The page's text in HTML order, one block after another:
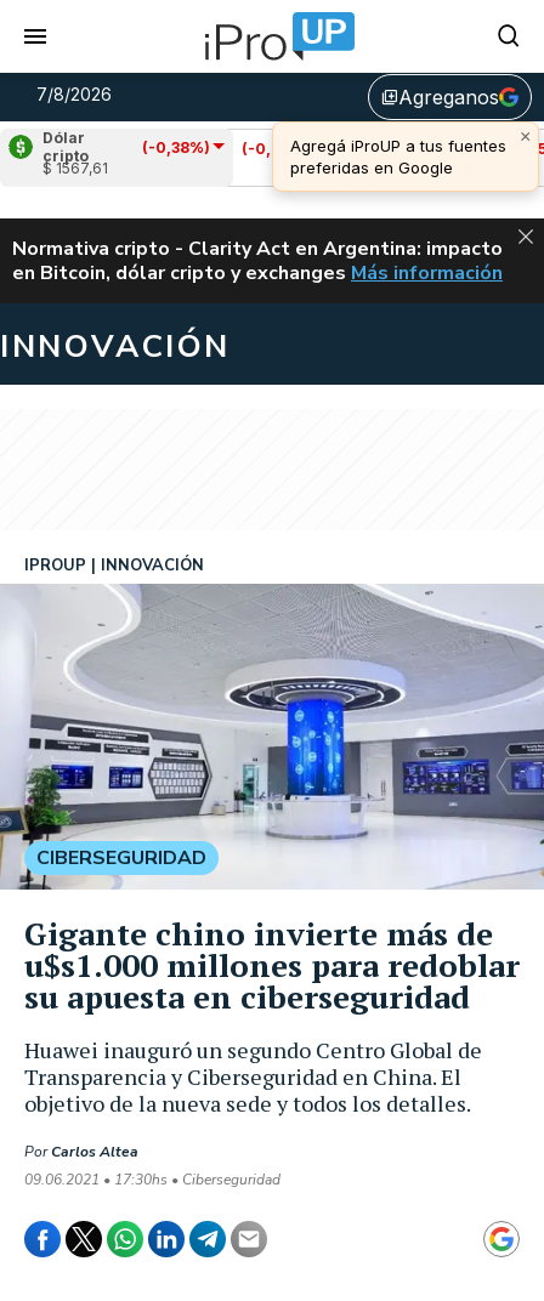
7/8/2026 library_addAgreganos
Dólar
cripto
(-0,38%)
$ 1567,61
Cardano (-0,60%)
Avalanche (-0,45%)
u$s 6,43
ALERTA
Normativa cripto - Clarity Act en Argentina: impacto
en Bitcoin, dólar cripto y exchanges CLARITY ACT EN
Más información
INNOVACIÓN
Huawei inauguró un segundo Centro Global de
Transparencia y Ciberseguridad en China. El
objetivo de la nueva sede y todos los detalles.
IPROUP INNOVACIÓN
PorCarlos Altea
09.06.2021 • 17:30hs • Ciberseguridad
CIBERSEGURIDAD
Gigante chino invierte más de
u$s1.000 millones para redoblar
su apuesta en ciberseguridad